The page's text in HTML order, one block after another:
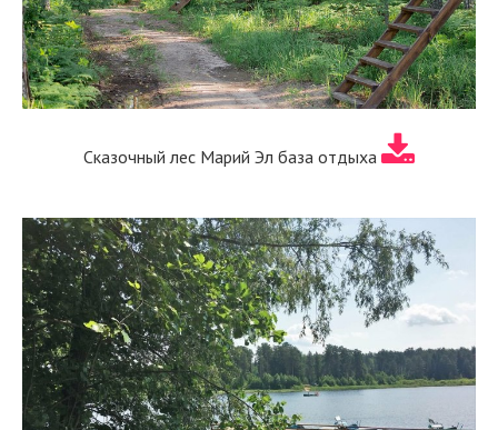
Сказочный лес Марий Эл база отдыха